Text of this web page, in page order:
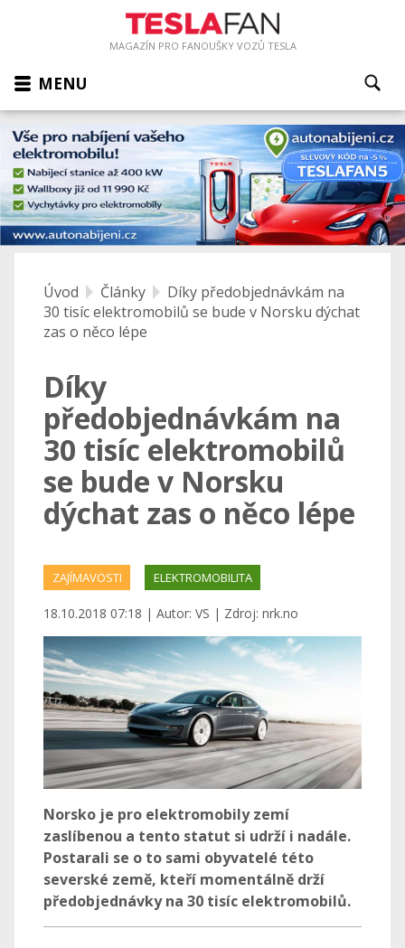
MAGAZÍN PRO FANOUŠKY VOZŮ TESLA
MENU
Úvod Články
Díky předobjednávkám na
30 tisíc elektromobilů se bude v Norsku dýchat
zas o něco lépe
Díky
předobjednávkám na
30 tisíc elektromobilů
se bude v Norsku
dýchat zas o něco lépe
ZAJÍMAVOSTI ELEKTROMOBILITA
18.10.2018 07:18 | Autor: VS | Zdroj: nrk.no
Norsko je pro elektromobily zemí
zaslíbenou a tento statut si udrží i nadále.
Postarali se o to sami obyvatelé této
severské země, kteří momentálně drží
předobjednávky na 30 tisíc elektromobilů.